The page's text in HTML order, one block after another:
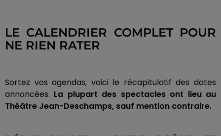
LE CALENDRIER COMPLET POUR
NE RIEN RATER
Sortez vos agendas, voici le récapitulatif des dates
annoncées. La plupart des spectacles ont lieu au
Théâtre Jean-Deschamps, sauf mention contraire.